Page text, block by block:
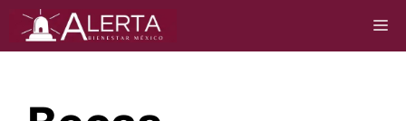
Saltar
contenido